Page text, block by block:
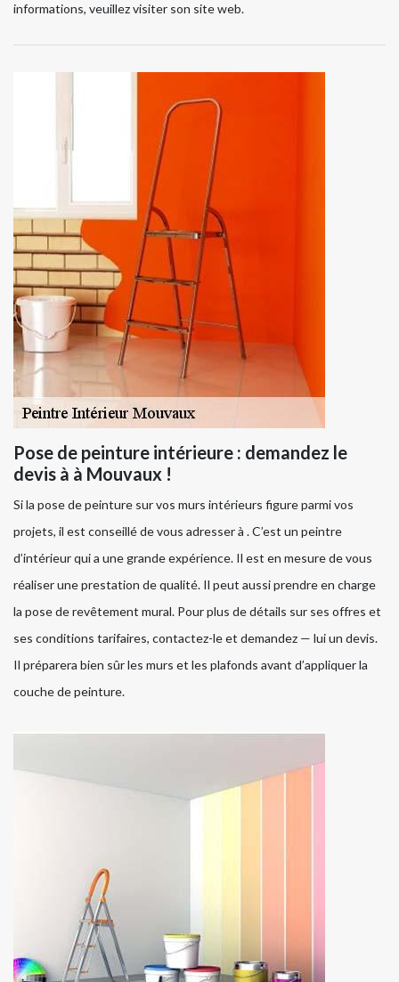
informations, veuillez visiter son site web.
Pose de peinture intérieure : demandez le
devis à à Mouvaux !
Si la pose de peinture sur vos murs intérieurs figure parmi vos
projets, il est conseillé de vous adresser à . C’est un peintre
d’intérieur qui a une grande expérience. Il est en mesure de vous
réaliser une prestation de qualité. Il peut aussi prendre en charge
la pose de revêtement mural. Pour plus de détails sur ses offres et
ses conditions tarifaires, contactez-le et demandez — lui un devis.
Il préparera bien sûr les murs et les plafonds avant d’appliquer la
couche de peinture.